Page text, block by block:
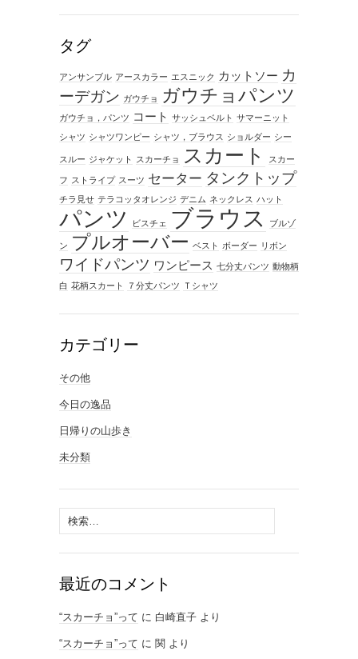
タグ
アンサンブル アースカラー エスニック カットソー カ
ーデガン ガウチョ ガウチョパンツ
ガウチョ，パンツ コート サッシュベルト サマーニット
シャツ シャツワンピー シャツ，ブラウス ショルダー シー
スルー ジャケット スカーチョ スカート スカー
フ ストライプ スーツ セーター タンクトップ
チラ見せ テラコッタオレンジ デニム ネックレス ハット
パンツ ビスチェ ブラウス ブルゾ
ン プルオーバー ベスト ボーダー リボン
ワイドパンツ ワンピース 七分丈パンツ 動物柄
白 花柄スカート ７分丈パンツ Ｔシャツ
カテゴリー
その他
今日の逸品
日帰りの山歩き
未分類
検
索:
最近のコメント
“スカーチョ”って に 白崎直子 より
“スカーチョ”って に 関 より